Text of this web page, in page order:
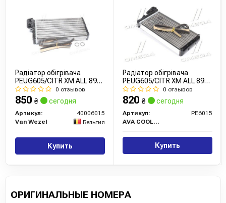
Радіатор обігрівача
PEUG605/CITR XM ALL 89-
00 (Van Wezel)0 отзывов
850 ₴ сегодня
Артикул:
40006015
Van Wezel
Бельгия
Купить
Радіатор обігрівача
PEUG605/CITR XM ALL 89-
00 (Ava)
0 отзывов
820 ₴ сегодня
Артикул:
PE6015
AVA COOLING
Купить
ОРИГИНАЛЬНЫЕ НОМЕРА